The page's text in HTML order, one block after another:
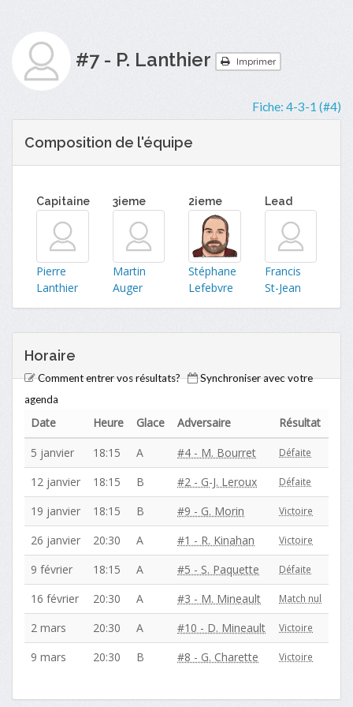
#7 - P. Lanthier Imprimer
Fiche: 4-3-1 (#4)
Composition de l'équipe
Capitaine
Pierre
Lanthier
3ieme
Martin
Auger
2ieme
Stéphane
Lefebvre
Lead
Francis
St-Jean
Horaire
Comment entrer vos résultats?
Synchroniser avec votre
agenda
Date Heure Glace Adversaire
Résultat
5 janvier
18:15 A #4 - M. Bourret Défaite
12 janvier 18:15 B #2 - G-J. Leroux Défaite
19 janvier 18:15 B #9 - G. Morin Victoire
26 janvier 20:30 A #1 - R. Kinahan Victoire
9 février 18:15 A #5 - S. Paquette Défaite
16 février 20:30 A #3 - M. Mineault Match nul
2 mars 20:30 A #10 - D. Mineault Victoire
9 mars 20:30 B #8 - G. Charette Victoire